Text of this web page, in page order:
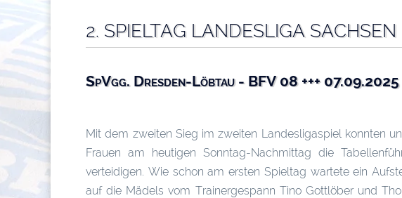
2. SPIELTAG LANDESLIGA
SpVgg. Dresden-Löbtau - BFV 08 +++
Mit dem zweiten Sieg im zweiten Landesligaspiel konnten
Frauen am heutigen Sonntag-Nachmittag die
verteidigen. Wie schon am ersten Spieltag wartete ein
auf die Mädels vom Trainergespann Tino Gottlöber und